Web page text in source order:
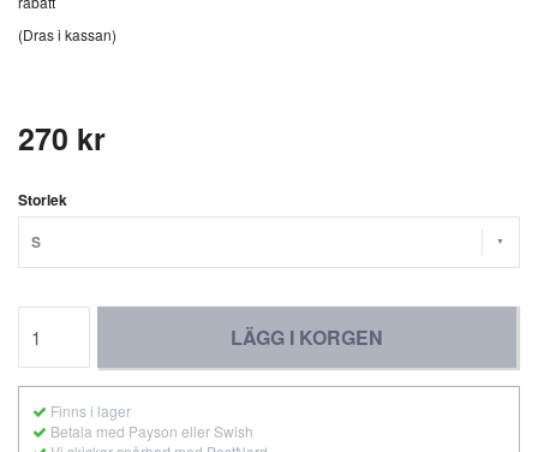
(Dras i kassan)
270 kr
Storlek
S
LÄGG I KORGEN
Finns i lager
Betala med Payson eller Swish